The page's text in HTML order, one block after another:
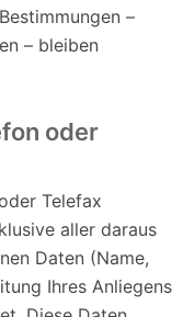
–
– bleiben
oder
Telefax
aller daraus
Daten (Name,
Ihres Anliegens